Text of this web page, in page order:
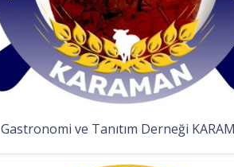
Gastronomi ve Tanıtım Derneği